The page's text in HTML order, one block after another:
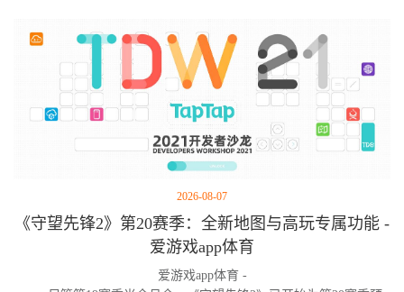
2026-08-07
《守望先锋2》第20赛季：全新地图与高玩专属功能 -
爱游戏app体育
爱游戏app体育 -